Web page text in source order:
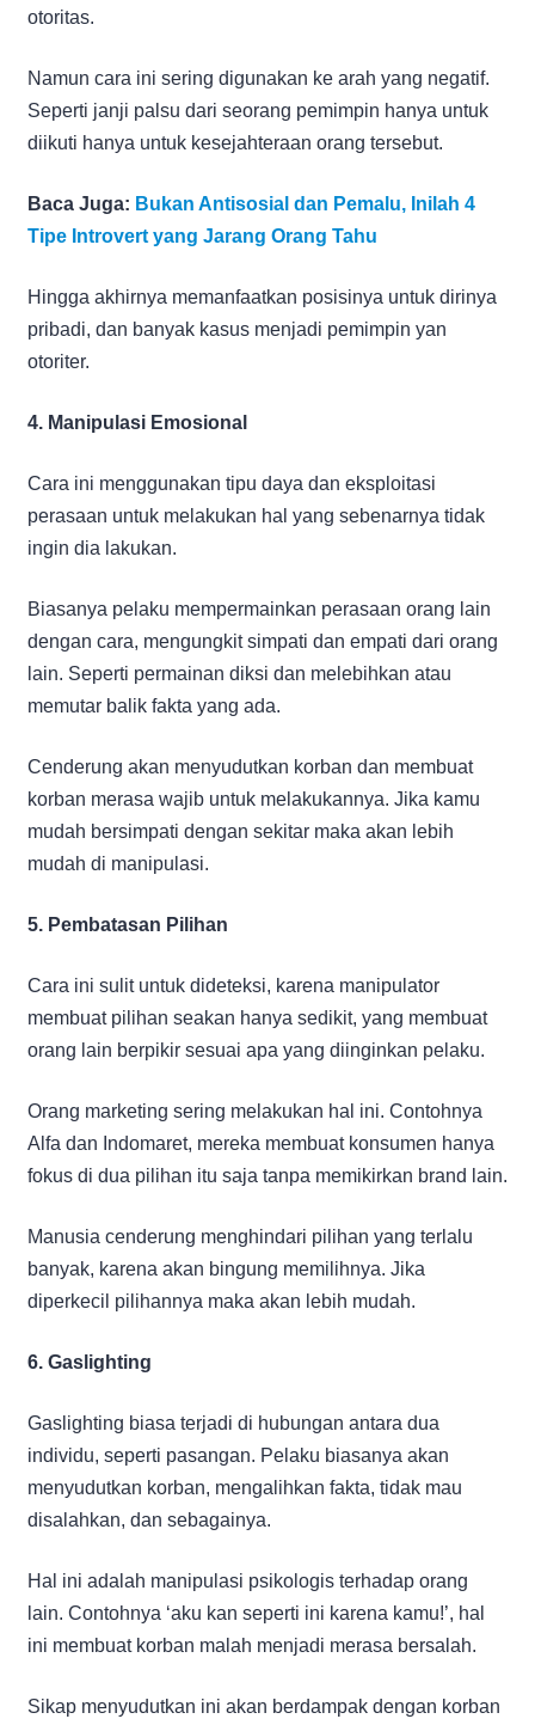
otoritas.
Namun cara ini sering digunakan ke arah yang negatif.
Seperti janji palsu dari seorang pemimpin hanya untuk
diikuti hanya untuk kesejahteraan orang tersebut.
Baca Juga: Bukan Antisosial dan Pemalu, Inilah 4
Tipe Introvert yang Jarang Orang Tahu
Hingga akhirnya memanfaatkan posisinya untuk dirinya
pribadi, dan banyak kasus menjadi pemimpin yan
otoriter.
4. Manipulasi Emosional
Cara ini menggunakan tipu daya dan eksploitasi
perasaan untuk melakukan hal yang sebenarnya tidak
ingin dia lakukan.
Biasanya pelaku mempermainkan perasaan orang lain
dengan cara, mengungkit simpati dan empati dari orang
lain. Seperti permainan diksi dan melebihkan atau
memutar balik fakta yang ada.
Cenderung akan menyudutkan korban dan membuat
korban merasa wajib untuk melakukannya. Jika kamu
mudah bersimpati dengan sekitar maka akan lebih
mudah di manipulasi.
5. Pembatasan Pilihan
Cara ini sulit untuk dideteksi, karena manipulator
membuat pilihan seakan hanya sedikit, yang membuat
orang lain berpikir sesuai apa yang diinginkan pelaku.
Orang marketing sering melakukan hal ini. Contohnya
Alfa dan Indomaret, mereka membuat konsumen hanya
fokus di dua pilihan itu saja tanpa memikirkan brand lain.
Manusia cenderung menghindari pilihan yang terlalu
banyak, karena akan bingung memilihnya. Jika
diperkecil pilihannya maka akan lebih mudah.
6. Gaslighting
Gaslighting biasa terjadi di hubungan antara dua
individu, seperti pasangan. Pelaku biasanya akan
menyudutkan korban, mengalihkan fakta, tidak mau
disalahkan, dan sebagainya.
Hal ini adalah manipulasi psikologis terhadap orang
lain. Contohnya ‘aku kan seperti ini karena kamu!’, hal
ini membuat korban malah menjadi merasa bersalah.
Sikap menyudutkan ini akan berdampak dengan korban